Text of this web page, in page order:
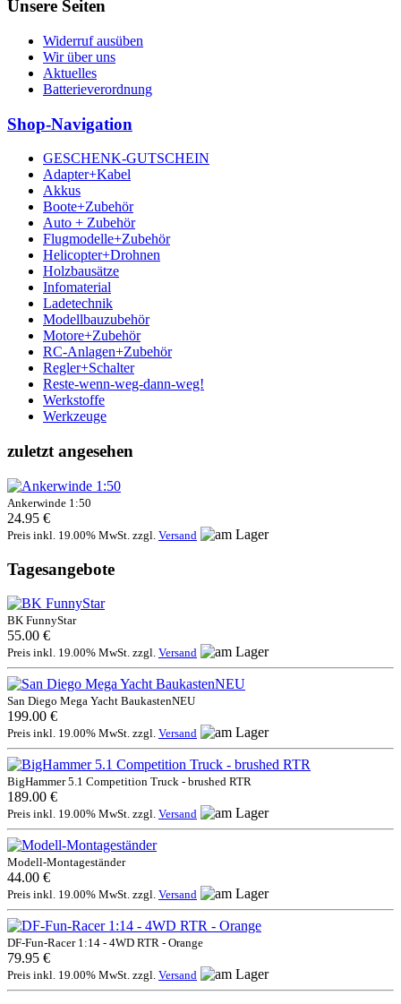
Unsere Seiten
Widerruf ausüben
Wir über uns
Aktuelles
Batterieverordnung
Shop-Navigation
GESCHENK-GUTSCHEIN
Adapter+Kabel
Akkus
Boote+Zubehör
Auto + Zubehör
Flugmodelle+Zubehör
Helicopter+Drohnen
Holzbausätze
Infomaterial
Ladetechnik
Modellbauzubehör
Motore+Zubehör
RC-Anlagen+Zubehör
Regler+Schalter
Reste-wenn-weg-dann-weg!
Werkstoffe
Werkzeuge
zuletzt angesehen
Ankerwinde 1:50
24.95 €
Preis inkl. 19.00% MwSt. zzgl. Versand
Tagesangebote
BK FunnyStar
55.00 €
Preis inkl. 19.00% MwSt. zzgl. Versand
San Diego Mega Yacht BaukastenNEU
199.00 €
Preis inkl. 19.00% MwSt. zzgl. Versand
BigHammer 5.1 Competition Truck - brushed RTR
189.00 €
Preis inkl. 19.00% MwSt. zzgl. Versand
Modell-Montageständer
44.00 €
Preis inkl. 19.00% MwSt. zzgl. Versand
DF-Fun-Racer 1:14 - 4WD RTR - Orange
79.95 €
Preis inkl. 19.00% MwSt. zzgl. Versand